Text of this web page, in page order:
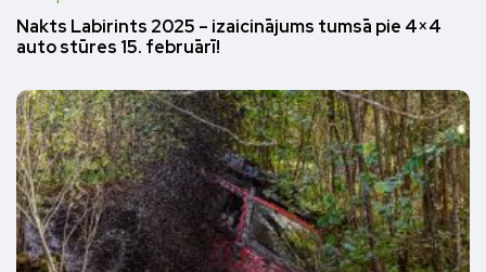
Nakts Labirints 2025 – izaicinājums tumsā pie 4×4
auto stūres 15. februārī!